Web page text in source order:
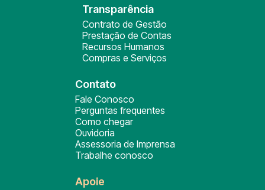
Transparência
Contrato de Gestão
Prestação de Contas
Recursos Humanos
Compras e Serviços
Contato
Fale Conosco
Perguntas frequentes
Como chegar
Ouvidoria
Assessoria de Imprensa
Trabalhe conosco
Apoie